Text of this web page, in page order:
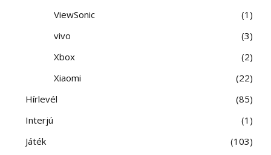
ViewSonic
1
vivo
3
Xbox
2
Xiaomi
22
Hírlevél
85
Interjú
1
Játék
103